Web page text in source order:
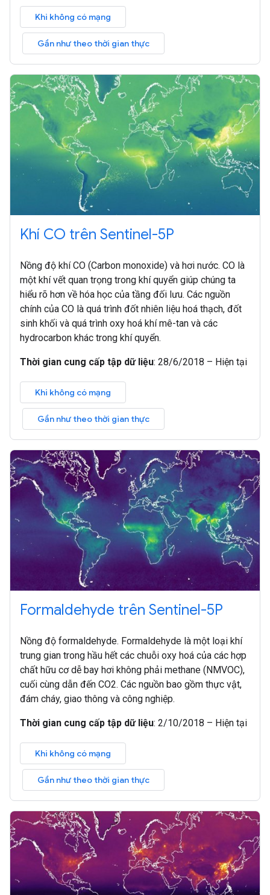
Khi không có mạng
Gần như theo thời gian thực
Khí CO trên Sentinel-5P
Nồng độ khí CO (Carbon monoxide) và hơi nước. CO là
một khí vết quan trọng trong khí quyển giúp chúng ta
hiểu rõ hơn về hóa học của tầng đối lưu. Các nguồn
chính của CO là quá trình đốt nhiên liệu hoá thạch, đốt
sinh khối và quá trình oxy hoá khí mê-tan và các
hydrocarbon khác trong khí quyển.
Thời gian cung cấp tập dữ liệu: 28/6/2018 – Hiện tại
Khi không có mạng
Gần như theo thời gian thực
Formaldehyde trên Sentinel-5P
Nồng độ formaldehyde. Formaldehyde là một loại khí
trung gian trong hầu hết các chuỗi oxy hoá của các hợp
chất hữu cơ dễ bay hơi không phải methane (NMVOC),
cuối cùng dẫn đến CO2. Các nguồn bao gồm thực vật,
đám cháy, giao thông và công nghiệp.
Thời gian cung cấp tập dữ liệu: 2/10/2018 – Hiện tại
Khi không có mạng
Gần như theo thời gian thực